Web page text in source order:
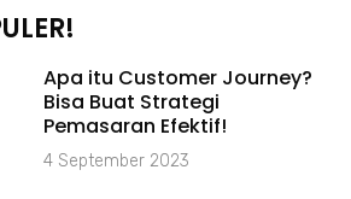
Apa itu Customer Journey?
Bisa Buat Strategi
Pemasaran Efektif!
4 September 2023